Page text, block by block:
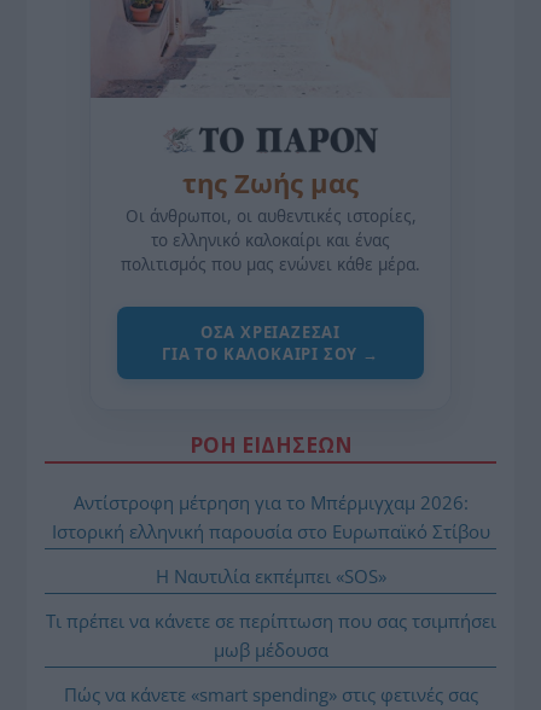
της Ζωής μας
Οι άνθρωποι, οι αυθεντικές ιστορίες,
το ελληνικό καλοκαίρι και ένας
πολιτισμός που μας ενώνει κάθε μέρα.
ΌΣΑ ΧΡΕΙΆΖΕΣΑΙ
ΓΙΑ ΤΟ ΚΑΛΟΚΑΊΡΙ ΣΟΥ →
ΡΟΗ ΕΙΔΗΣΕΩΝ
Αντίστροφη μέτρηση για το Μπέρμιγχαμ 2026:
Ιστορική ελληνική παρουσία στο Ευρωπαϊκό Στίβου
Η Ναυτιλία εκπέμπει «SOS»
Τι πρέπει να κάνετε σε περίπτωση που σας τσιμπήσει
μωβ μέδουσα
Πώς να κάνετε «smart spending» στις φετινές σας